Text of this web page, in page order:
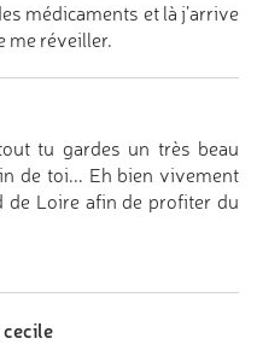
médicaments et là j’arrive
me réveiller.
tu gardes un très beau
de toi... Eh bien vivement
Loire afin de profiter du